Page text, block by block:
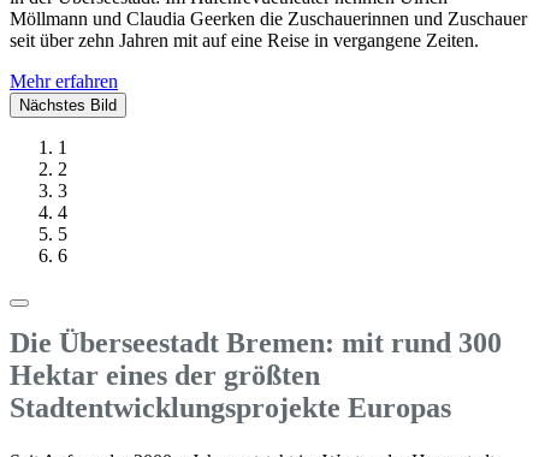
Möllmann und Claudia Geerken die Zuschauerinnen und Zuschauer
seit über zehn Jahren mit auf eine Reise in vergangene Zeiten.
Mehr erfahren
Nächstes Bild
1
2
3
4
5
6
Die Überseestadt Bremen: mit rund 300
Hektar eines der größten
Stadtentwicklungsprojekte Europas